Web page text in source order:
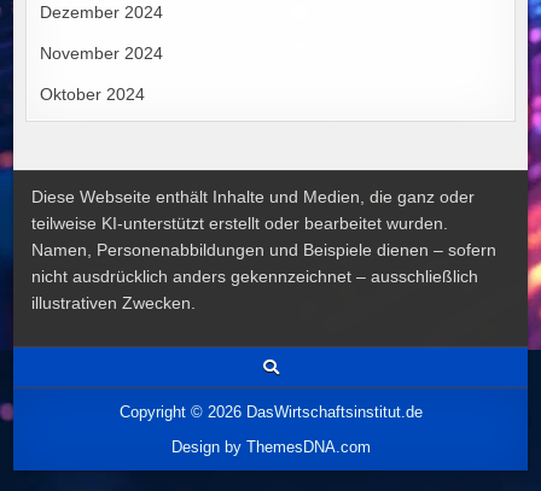
Dezember 2024
November 2024
Oktober 2024
Diese Webseite enthält Inhalte und Medien, die ganz oder
teilweise KI-unterstützt erstellt oder bearbeitet wurden.
Namen, Personenabbildungen und Beispiele dienen – sofern
nicht ausdrücklich anders gekennzeichnet – ausschließlich
illustrativen Zwecken.
Copyright © 2026 DasWirtschaftsinstitut.de
Design by ThemesDNA.com